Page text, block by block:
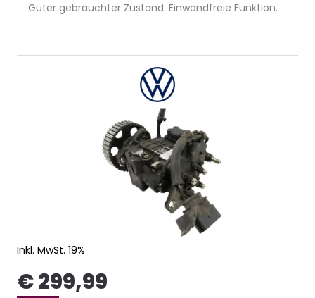
Guter gebrauchter Zustand. Einwandfreie Funktion.
Inkl. MwSt. 19%
€ 299,99